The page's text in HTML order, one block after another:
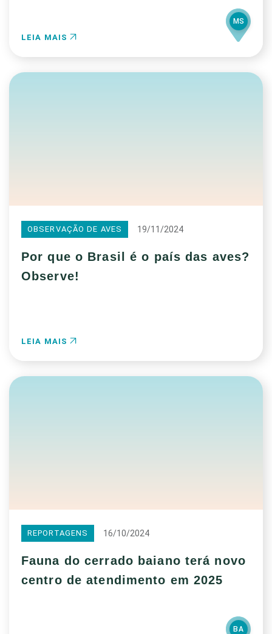
LEIA MAIS
MS
OBSERVAÇÃO DE AVES 19/11/2024
Por que o Brasil é o país das aves?
Observe!
LEIA MAIS
REPORTAGENS 16/10/2024
Fauna do cerrado baiano terá novo
centro de atendimento em 2025
BA